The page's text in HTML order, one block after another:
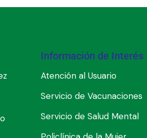
Información de Interés
Atención al Usuario
Servicio de Vacunaciones
Servicio de Salud Mental